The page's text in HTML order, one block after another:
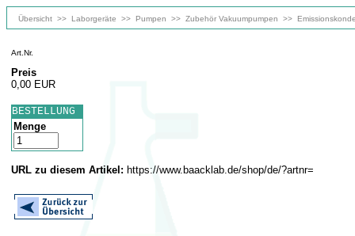
Übersicht >> Laborgeräte >> Pumpen >> Zubehör Vakuumpumpen >>
Art.Nr.
Preis
0,00 EUR
BESTELLUNG
Menge
URL zu diesem Artikel: https://www.baacklab.de/shop/de/?artnr=